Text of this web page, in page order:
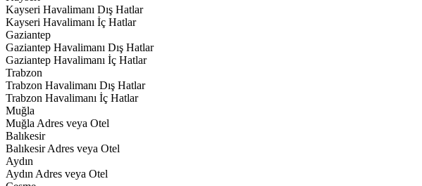
Kayseri Havalimanı Dış Hatlar
Kayseri Havalimanı İç Hatlar
Gaziantep
Gaziantep Havalimanı Dış Hatlar
Gaziantep Havalimanı İç Hatlar
Trabzon
Trabzon Havalimanı Dış Hatlar
Trabzon Havalimanı İç Hatlar
Muğla
Muğla Adres veya Otel
Balıkesir
Balıkesir Adres veya Otel
Aydın
Aydın Adres veya Otel